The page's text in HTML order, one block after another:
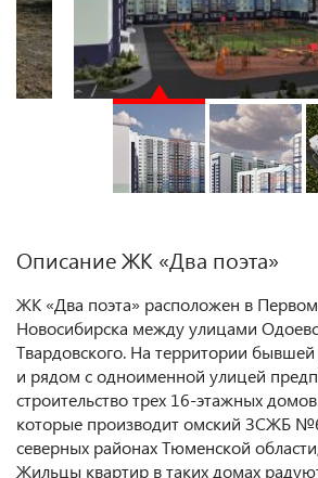
Описание ЖК «Два поэта»
ЖК «Два поэта» расположен в
Новосибирска между улицами
Твардовского. На территории
и рядом с одноименной улицей
строительство трех 16-этажных
которые производит омский ЗСЖБ
северных районах Тюменской
Жильцы квартир в таких домах